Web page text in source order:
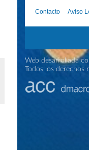
Contacto Aviso
Web desarrollada
Todos los derechos